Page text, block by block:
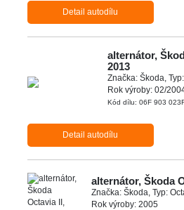
Detail autodílu
alternátor,
2013
Značka: Škoda,
Rok výroby: 02/
Kód dílu: 06F 903
Detail autodílu
alternátor, Škoda
Značka: Škoda, Typ:
Rok výroby: 2005